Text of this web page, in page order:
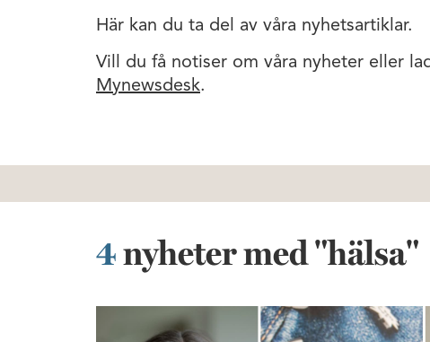
Här kan du ta del av våra nyhetsartiklar.
Vill du få notiser om våra nyheter eller
Mynewsdesk.
4 nyheter med "hälsa"
Återhämtning på jobbet – så blir det möjligt